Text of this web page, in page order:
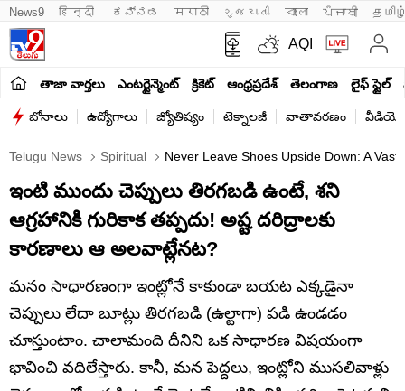
News9 हिन्दी ಕನ್ನಡ मराठी ગુજરાતી বাংলা ਪੰਜਾਬੀ
AQI
తాజా వార్తలు ఎంటర్టైన్మెంట్ క్రికెట్ ఆంధ్రప్రదేశ్ తెలంగాణ లైఫ్ స్టైల్
బోనాలు ఉద్యోగాలు జ్యోతిష్యం టెక్నాలజీ వాతావరణం
Telugu News Spiritual Never Leave Shoes Upside Down: A
ఇంటి ముందు చెప్పులు తిరగబడి ఉంటే, శని
ఆగ్రహానికి గురికాక తప్పదు! అష్ట దరిద్రాలకు
కారణాలు ఆ అలవాట్లేనట?
మనం సాధారణంగా ఇంట్లోనే కాకుండా బయట ఎక్కడైనా
చెప్పులు లేదా బూట్లు తిరగబడి (ఉల్టాగా) పడి ఉండడం
చూస్తుంటాం. చాలామంది దీనిని ఒక సాధారణ విషయంగా
భావించి వదిలేస్తారు. కానీ, మన పెద్దలు, ఇంట్లోని ముసలివాళ్లు